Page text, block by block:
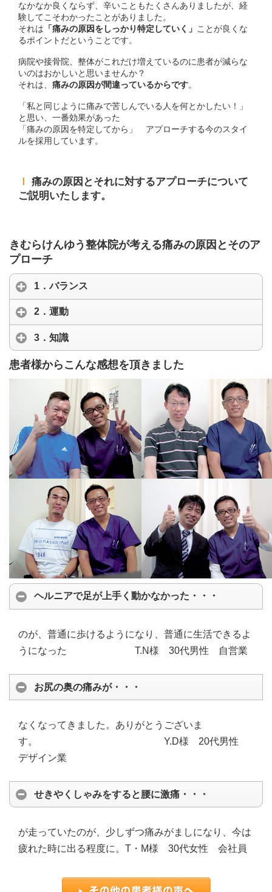
なかなか良くならず、辛いこともたくさんありましたが、経
験してこそわかったことがありました。
それは 「痛みの原因をしっかり特定していく」 ことが良くな
るポイントだということです。
病院や接骨院、整体がこれだけ増えているのに患者が減らな
いのはおかしいと思いませんか？
それは、 痛みの原因が間違っているからです。
「私と同じように痛みで苦しんでいる人を何とかしたい！」
と思い、一番効果があった
「痛みの原因を特定してから」 アプローチする今のスタイ
ルを採用しています。
ｌ
痛みの原因とそれに対するアプローチについて
ご説明いたします。
きむらけんゆう整体院が考える痛みの原因とそのア
プローチ
1．バランス
2．運動
3．知識
患者様からこんな感想を頂きました
ヘルニアで足が上手く動かなかった・・・
のが、普通に歩けるようになり、普通に生活できるよ
うになった T.N様 30代男性 自営業
お尻の奥の痛みが・・・
なくなってきました。ありがとうございま
す。 Y.D様 20代男性
デザイン業
せきやくしゃみをすると腰に激痛・・・
が走っていたのが、少しずつ痛みがましになり、今は
疲れた時に出る程度に。T・M様 30代女性 会社員